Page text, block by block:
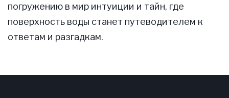
погружению в мир интуиции и тайн, где
поверхность воды станет путеводителем к
ответам и разгадкам.